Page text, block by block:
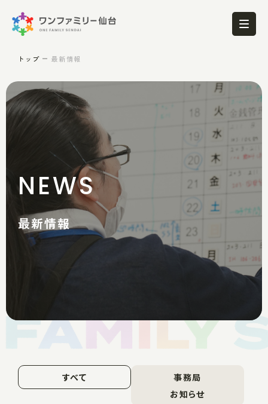
トップ 最新情報
NEWS
最新情報
すべて
事務局
お知らせ